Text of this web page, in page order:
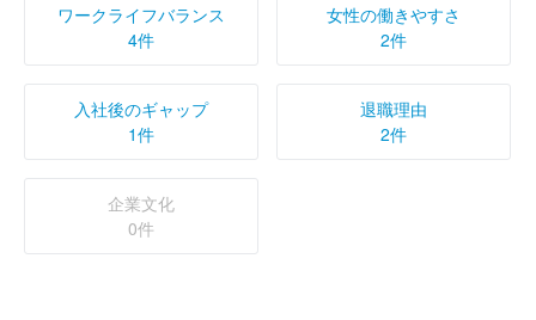
ワークライフバランス
4件
女性の働きやすさ
2件
入社後のギャップ
1件
退職理由
2件
企業文化
0件